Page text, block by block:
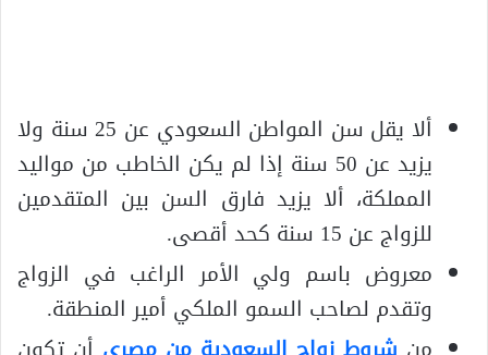
ألا يقل سن المواطن السعودي عن 25 سنة ولا
يزيد عن 50 سنة إذا لم يكن الخاطب من مواليد
المملكة، ألا يزيد فارق السن بين المتقدمين
للزواج عن 15 سنة كحد أقصى.
معروض باسم ولي الأمر الراغب في الزواج
وتقدم لصاحب السمو الملكي أمير المنطقة.